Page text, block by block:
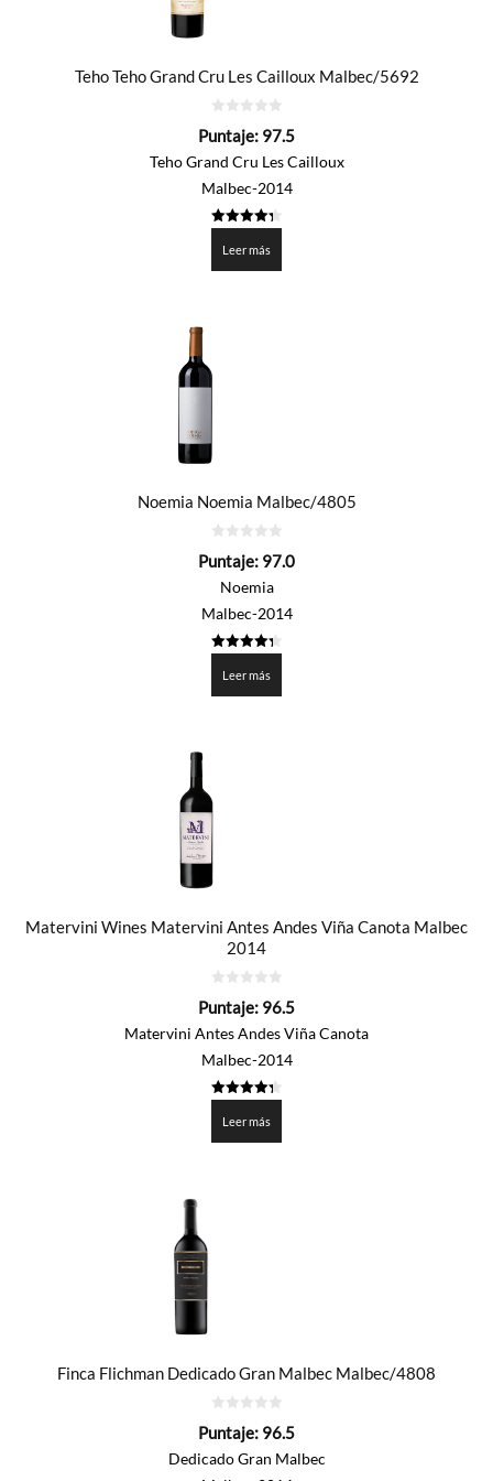
Teho Teho Grand Cru Les Cailloux Malbec/5692
de
Puntaje: 97.5
Teho Grand Cru Les Cailloux
Malbec-2014
de 5
Leer más
Noemia Noemia Malbec/4805
de
Puntaje: 97.0
Noemia
Malbec-2014
de 5
Leer más
Matervini Wines Matervini Antes Andes Viña Canota Malbec
2014
de
Puntaje: 96.5
Matervini Antes Andes Viña Canota
Malbec-2014
de 5
Leer más
Finca Flichman Dedicado Gran Malbec Malbec/4808
de
Puntaje: 96.5
Dedicado Gran Malbec